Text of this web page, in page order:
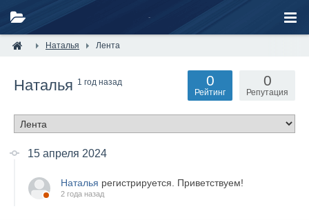
Наталья Лента
Наталья 1 год назад 0
Репутация
0
Рейтинг
15 апреля 2024
Наталья регистрируется. Приветствуем!
2 года назад